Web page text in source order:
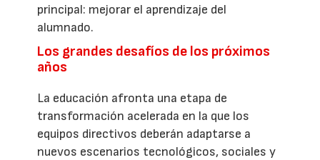
principal: mejorar el aprendizaje del
alumnado.
Los grandes desafíos de los próximos
años
La educación afronta una etapa de
transformación acelerada en la que los
equipos directivos deberán adaptarse a
nuevos escenarios tecnológicos, sociales y